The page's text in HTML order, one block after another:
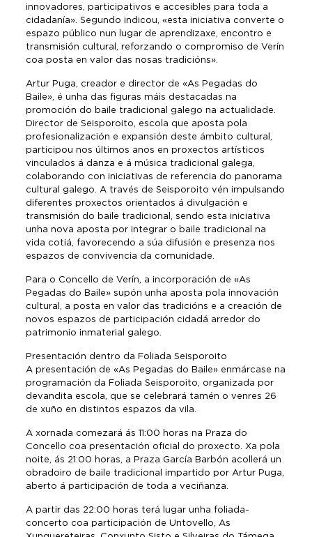
innovadores, participativos e accesibles para toda a
cidadanía». Segundo indicou, «esta iniciativa converte o
espazo público nun lugar de aprendizaxe, encontro e
transmisión cultural, reforzando o compromiso de Verín
coa posta en valor das nosas tradicións».
Artur Puga, creador e director de «As Pegadas do
Baile», é unha das figuras máis destacadas na
promoción do baile tradicional galego na actualidade.
Director de Seisporoito, escola que aposta pola
profesionalización e expansión deste ámbito cultural,
participou nos últimos anos en proxectos artísticos
vinculados á danza e á música tradicional galega,
colaborando con iniciativas de referencia do panorama
cultural galego. A través de Seisporoito vén impulsando
diferentes proxectos orientados á divulgación e
transmisión do baile tradicional, sendo esta iniciativa
unha nova aposta por integrar o baile tradicional na
vida cotiá, favorecendo a súa difusión e presenza nos
espazos de convivencia da comunidade.
Para o Concello de Verín, a incorporación de «As
Pegadas do Baile» supón unha aposta pola innovación
cultural, a posta en valor das tradicións e a creación de
novos espazos de participación cidadá arredor do
patrimonio inmaterial galego.
Presentación dentro da Foliada Seisporoito
A presentación de «As Pegadas do Baile» enmárcase na
programación da Foliada Seisporoito, organizada por
devandita escola, que se celebrará tamén o venres 26
de xuño en distintos espazos da vila.
A xornada comezará ás 11:00 horas na Praza do
Concello coa presentación oficial do proxecto. Xa pola
noite, ás 21:00 horas, a Praza García Barbón acollerá un
obradoiro de baile tradicional impartido por Artur Puga,
aberto á participación de toda a veciñanza.
A partir das 22:00 horas terá lugar unha foliada-
concerto coa participación de Untovello, As